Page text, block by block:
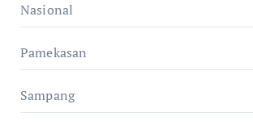
Nasional
Pamekasan
Sampang